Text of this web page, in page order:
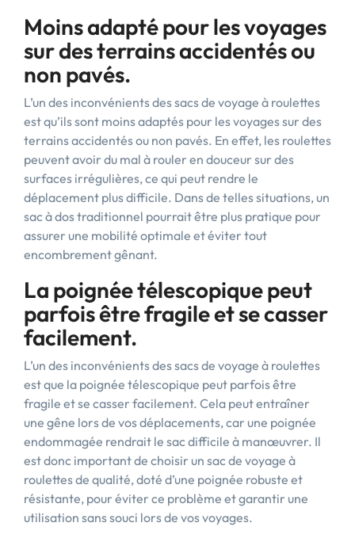
Moins adapté pour les voyages
sur des terrains accidentés ou
non pavés.
L’un des inconvénients des sacs de voyage à roulettes
est qu’ils sont moins adaptés pour les voyages sur des
terrains accidentés ou non pavés. En effet, les roulettes
peuvent avoir du mal à rouler en douceur sur des
surfaces irrégulières, ce qui peut rendre le
déplacement plus difficile. Dans de telles situations, un
sac à dos traditionnel pourrait être plus pratique pour
assurer une mobilité optimale et éviter tout
encombrement gênant.
La poignée télescopique peut
parfois être fragile et se casser
facilement.
L’un des inconvénients des sacs de voyage à roulettes
est que la poignée télescopique peut parfois être
fragile et se casser facilement. Cela peut entraîner
une gêne lors de vos déplacements, car une poignée
endommagée rendrait le sac difficile à manœuvrer. Il
est donc important de choisir un sac de voyage à
roulettes de qualité, doté d’une poignée robuste et
résistante, pour éviter ce problème et garantir une
utilisation sans souci lors de vos voyages.